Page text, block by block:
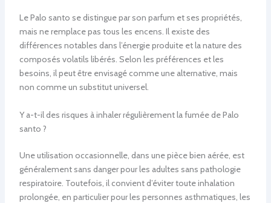
Le Palo santo se distingue par son parfum et ses propriétés,
mais ne remplace pas tous les encens. Il existe des
différences notables dans l’énergie produite et la nature des
composés volatils libérés. Selon les préférences et les
besoins, il peut être envisagé comme une alternative, mais
non comme un substitut universel.
Y a-t-il des risques à inhaler régulièrement la fumée de Palo
santo ?
Une utilisation occasionnelle, dans une pièce bien aérée, est
généralement sans danger pour les adultes sans pathologie
respiratoire. Toutefois, il convient d’éviter toute inhalation
prolongée, en particulier pour les personnes asthmatiques, les